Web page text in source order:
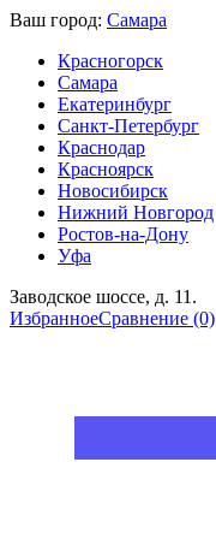
Ваш город: Самара
Красногорск
Самара
Екатеринбург
Санкт-Петербург
Краснодар
Красноярск
Новосибирск
Нижний Новгород
Ростов-на-Дону
Уфа
Заводское шоссе, д. 11.
ИзбранноеСравнение (0)